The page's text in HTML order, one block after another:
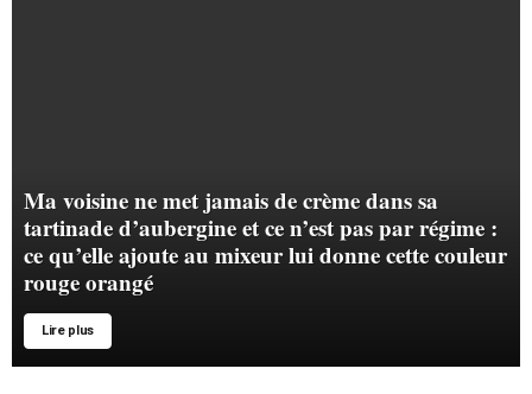
Ma voisine ne met jamais de crème dans sa
tartinade d’aubergine et ce n’est pas par régime :
ce qu’elle ajoute au mixeur lui donne cette couleur
rouge orangé
Lire plus